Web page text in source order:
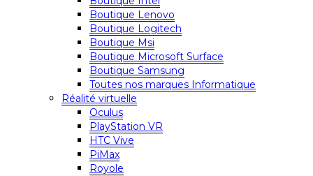
Boutique Lenovo
Boutique Logitech
Boutique Msi
Boutique Microsoft Surface
Boutique Samsung
Toutes nos marques Informatique
Réalité virtuelle
Oculus
PlayStation VR
HTC Vive
PiMax
Royole